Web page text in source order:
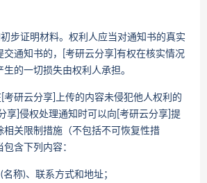
证明材料。权利人应当对通知书的真实
交通知书的，[考研云分享]有权在核实情况
的一切损失由权利人承担。
研云分享]上传的内容未侵犯他人权利的
享]侵权处理通知时可以向[考研云分享]提
相关限制措施（不包括不可恢复性措
含下列内容：
)、联系方式和地址；